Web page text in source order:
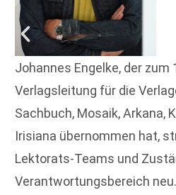
Johannes Engelke, der zum
Verlagsleitung für die
Sachbuch, Mosaik, Arkana,
Irisiana übernommen hat,
Lektorats-Teams und
Verantwortungsbereich